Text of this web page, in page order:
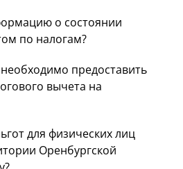
о состоянии
по налогам?
предоставить
вычета на
для физических лиц
Оренбургской